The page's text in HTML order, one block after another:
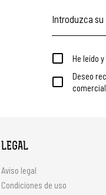
He leído
Deseo
LEGAL
Aviso legal
Condiciones de uso